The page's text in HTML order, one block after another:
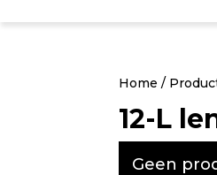
Home /
12-L
Geen